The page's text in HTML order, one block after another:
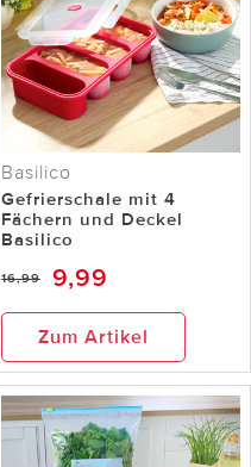
Basilico
Gefrierschale mit 4
Fächern und Deckel
Basilico
16,99 9,99
Zum Artikel